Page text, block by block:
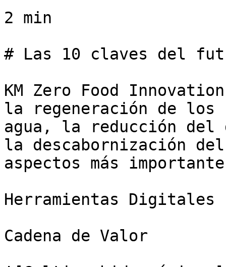
2 min
# Las 10 claves del
KM Zero Food
la regeneración de
agua, la reducción
la descabornización
aspectos más
Herramientas Digitales
Cadena de Valor